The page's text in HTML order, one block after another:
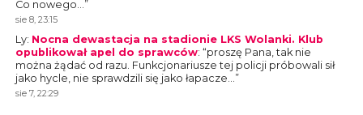
Co nowego…”
sie 8, 23:15
Ly: Nocna dewastacja na stadionie LKS Wolanki. Klub
opublikował apel do sprawców: “proszę Pana, tak nie
można żądać od razu. Funkcjonariusze tej policji próbowali sił
jako hycle, nie sprawdzili się jako łapacze…”
sie 7, 22:29